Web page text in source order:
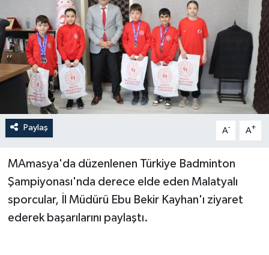
Paylaş A- A+
MAmasya'da düzenlenen Türkiye Badminton
Şampiyonası'nda derece elde eden Malatyalı
sporcular, İl Müdürü Ebu Bekir Kayhan'ı ziyaret
ederek başarılarını paylaştı.